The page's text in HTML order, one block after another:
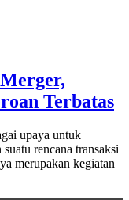
Terbatas
upaya untuk
rencana transaksi
merupakan kegiatan